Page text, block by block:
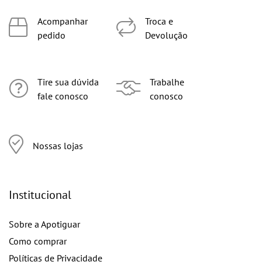
Acompanhar
pedido
Tire sua dúvida
fale conosco
Nossas lojas
Troca e
Devolução
Trabalhe
conosco
Institucional
Sobre a Apotiguar
Como comprar
Políticas de Privacidade